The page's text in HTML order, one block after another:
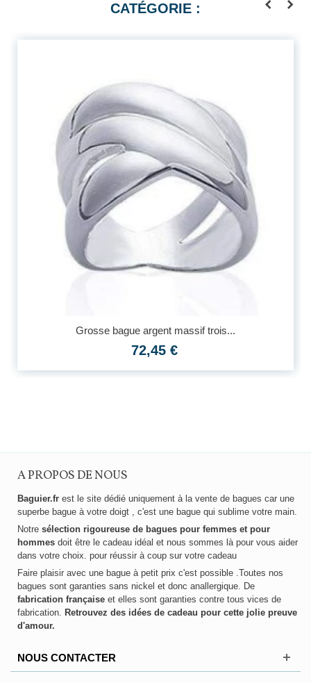
CATÉGORIE :
Grosse bague argent massif trois...
72,45 €
A PROPOS DE NOUS
Baguier.fr est le site dédié uniquement à la vente de bagues car une
superbe bague à votre doigt , c'est une bague qui sublime votre main.
Notre sélection rigoureuse de bagues pour femmes et pour
hommes doit être le cadeau idéal et nous sommes là pour vous aider
dans votre choix. pour réussir à coup sur votre cadeau
Faire plaisir avec une bague à petit prix c'est possible .Toutes nos
bagues sont garanties sans nickel et donc anallergique. De
fabrication française et elles sont garanties contre tous vices de
fabrication. Retrouvez des idées de cadeau pour cette jolie preuve
d'amour.
NOUS CONTACTER